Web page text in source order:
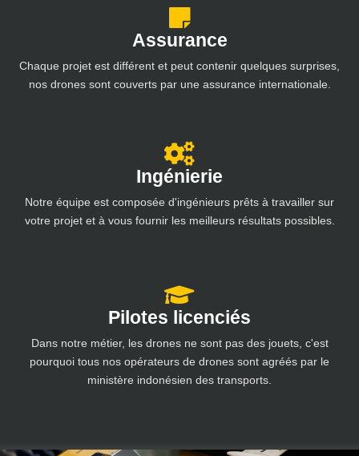
Assurance
Chaque projet est différent et peut contenir quelques surprises,
nos drones sont couverts par une assurance internationale.
Ingénierie
Notre équipe est composée d'ingénieurs prêts à travailler sur
votre projet et à vous fournir les meilleurs résultats possibles.
Pilotes licenciés
Dans notre métier, les drones ne sont pas des jouets, c'est
pourquoi tous nos opérateurs de drones sont agréés par le
ministère indonésien des transports.